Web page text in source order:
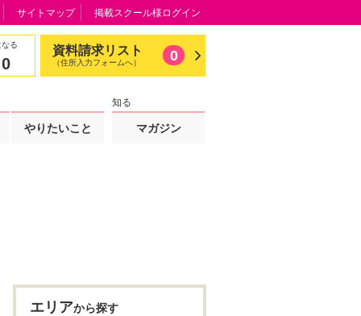
る
0
資料請求リスト
（住所入力フォームへ） 0
やりたいこと
知る
マガジン
サイトマップ 掲載スクール様ログイン
エリアから探す